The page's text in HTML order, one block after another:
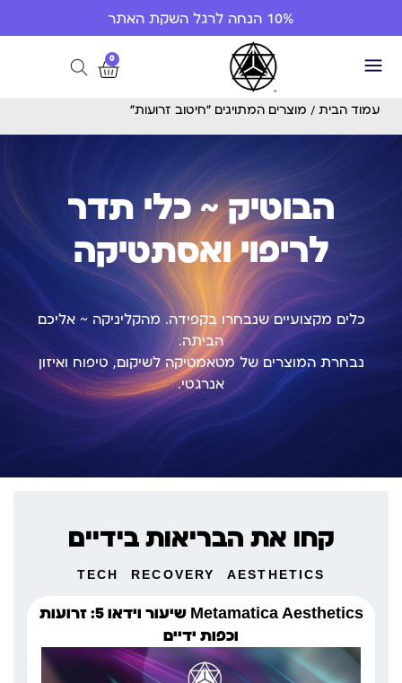
10% הנחה לרגל השקת האתר
0
עמוד הבית / מוצרים המתויגים “חיטוב זרועות”
הבוטיק ~ כלי תדר
לריפוי ואסתטיקה
כלים מקצועיים שנבחרו בקפידה. מהקליניקה ~ אליכם
הביתה.
נבחרת המוצרים של מטאמטיקה לשיקום, טיפוח ואיזון
אנרגטי.
קחו את הבריאות בידיים
AESTHETICS
RECOVERY
TECH
Metamatica Aesthetics שיעור וידאו 5: זרועות
וכפות ידיים